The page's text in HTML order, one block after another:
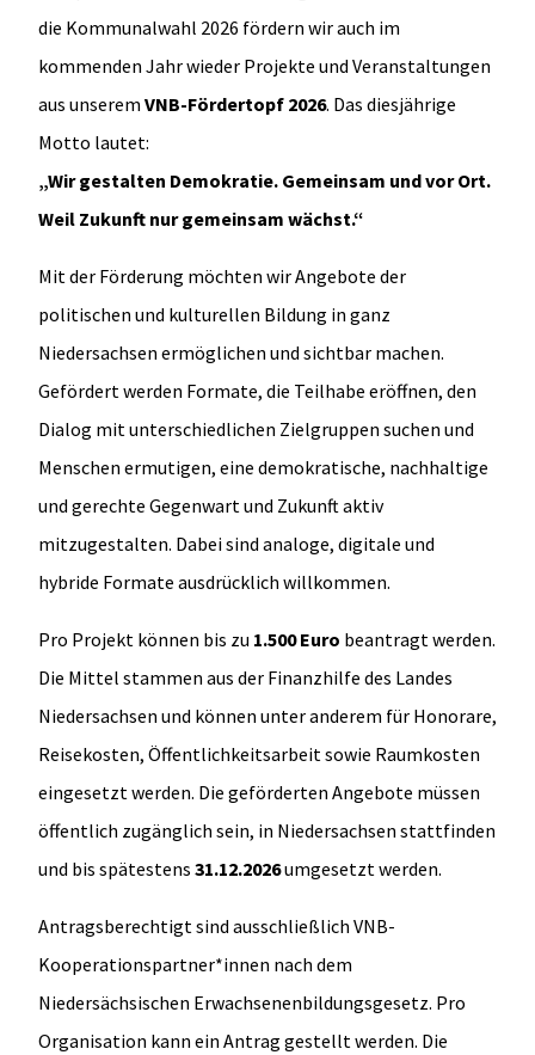
die Kommunalwahl 2026 fördern wir auch im
kommenden Jahr wieder Projekte und Veranstaltungen
aus unserem VNB-Fördertopf 2026. Das diesjährige
Motto lautet:
„Wir gestalten Demokratie. Gemeinsam und vor Ort.
Weil Zukunft nur gemeinsam wächst.“
Mit der Förderung möchten wir Angebote der
politischen und kulturellen Bildung in ganz
Niedersachsen ermöglichen und sichtbar machen.
Gefördert werden Formate, die Teilhabe eröffnen, den
Dialog mit unterschiedlichen Zielgruppen suchen und
Menschen ermutigen, eine demokratische, nachhaltige
und gerechte Gegenwart und Zukunft aktiv
mitzugestalten. Dabei sind analoge, digitale und
hybride Formate ausdrücklich willkommen.
Pro Projekt können bis zu 1.500 Euro beantragt werden.
Die Mittel stammen aus der Finanzhilfe des Landes
Niedersachsen und können unter anderem für Honorare,
Reisekosten, Öffentlichkeitsarbeit sowie Raumkosten
eingesetzt werden. Die geförderten Angebote müssen
öffentlich zugänglich sein, in Niedersachsen stattfinden
und bis spätestens 31.12.2026umgesetzt werden.
Antragsberechtigt sind ausschließlich VNB-
Kooperationspartner*innen nach dem
Niedersächsischen Erwachsenenbildungsgesetz. Pro
Organisation kann ein Antrag gestellt werden. Die